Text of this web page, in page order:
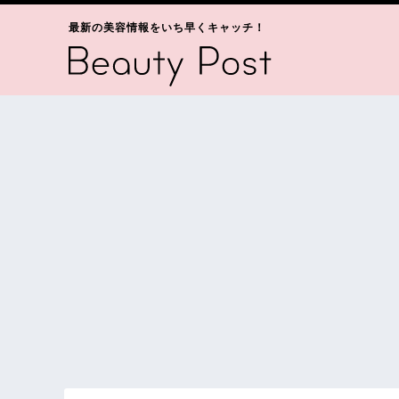
最新の美容情報をいち早くキャッチ！